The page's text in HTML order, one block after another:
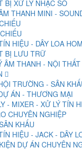
BỊ XỬ LÝ NHẠC SỐ
THANH MINI -
HIỆU - DÂY LOA
BỊ LƯU TRỮ
ÂM THANH - NỘI THẤT
TRƯỜNG - SÂN
ÁN - THƯƠNG MẠI
- MIXER - XỬ LÝ TÍN
CHUYÊN NGHIỆP
KHẤU
HIỆU - JACK - DÂY
DỰ ÁN CHUYÊN